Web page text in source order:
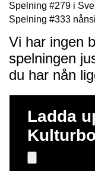
Spelning #279 i
Spelning #333
Vi har ingen
spelningen
du har nån
Ladda